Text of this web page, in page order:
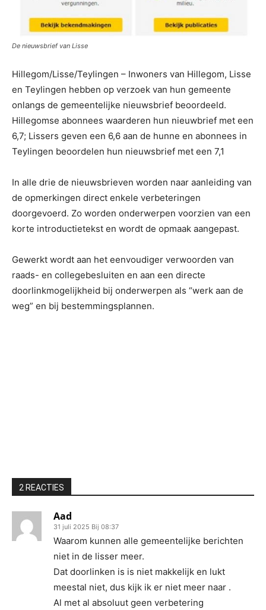
De nieuwsbrief van Lisse
Hillegom/Lisse/Teylingen – Inwoners van Hillegom, Lisse
en Teylingen hebben op verzoek van hun gemeente
onlangs de gemeentelijke nieuwsbrief beoordeeld.
Hillegomse abonnees waarderen hun nieuwbrief met een
6,7; Lissers geven een 6,6 aan de hunne en abonnees in
Teylingen beoordelen hun nieuwsbrief met een 7,1
In alle drie de nieuwsbrieven worden naar aanleiding van
de opmerkingen direct enkele verbeteringen
doorgevoerd. Zo worden onderwerpen voorzien van een
korte introductietekst en wordt de opmaak aangepast.
Gewerkt wordt aan het eenvoudiger verwoorden van
raads- en collegebesluiten en aan een directe
doorlinkmogelijkheid bij onderwerpen als “werk aan de
weg” en bij bestemmingsplannen.
2 REACTIES
Aad
31 juli 2025 Bij 08:37
Waarom kunnen alle gemeentelijke berichten
niet in de lisser meer.
Dat doorlinken is is niet makkelijk en lukt
meestal niet, dus kijk ik er niet meer naar .
Al met al absoluut geen verbetering